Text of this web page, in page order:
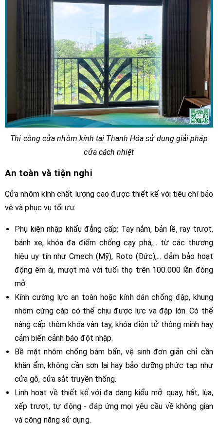
Thi công cửa nhôm kính tại Thanh Hóa sử dụng giải pháp
cửa cách nhiệt
An toàn và tiện nghi
Cửa nhôm kính chất lượng cao được thiết kế với tiêu chí bảo
vệ và phục vụ tối ưu:
Phụ kiện nhập khẩu đẳng cấp: Tay nắm, bản lề, ray trượt,
bánh xe, khóa đa điểm chống cạy phá,... từ các thương
hiệu uy tín như Cmech (Mỹ), Roto (Đức),... đảm bảo hoạt
động êm ái, mượt mà với tuổi thọ trên 100.000 lần đóng
mở.
Kính cường lực an toàn hoặc kính dán chống đập, khung
nhôm cứng cáp có thể chịu được lực va đập lớn. Có thể
nâng cấp thêm khóa vân tay, khóa điện tử thông minh hay
cảm biến cảnh báo đột nhập.
Bề mặt nhôm chống bám bẩn, vệ sinh đơn giản chỉ cần
khăn ẩm, không cần sơn lại hay bảo dưỡng phức tạp như
cửa gỗ, cửa sắt truyền thống.
Linh hoạt về thiết kế với đa dạng kiểu mở: quay, hất, lùa,
xếp trượt, tự động - đáp ứng mọi yêu cầu về không gian
và công năng sử dụng.